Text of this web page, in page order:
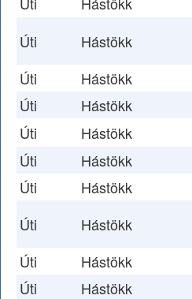
Úti
Hástökk
Úti
Hástökk
Úti
Hástökk
Úti
Hástökk
Úti
Hástökk
Úti
Hástökk
Úti
Hástökk
Úti
Hástökk
Úti
Hástökk